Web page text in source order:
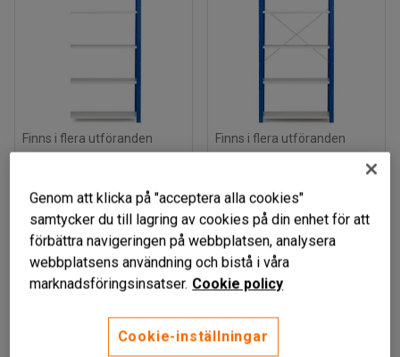
Finns i flera utföranden
påbyggnadssektion,
2100x1005x300 mm,
blå, ljusgrå hyllplan
Art. nr 74305
KÖP
Finns i flera utföranden
2100x1065x300 mm,
blå, ljusgrå hyllplan
Art. nr: 74301
exkl. moms
Genom att klicka på "acceptera alla cookies"
samtycker du till lagring av cookies på din enhet för att
förbättra navigeringen på webbplatsen, analysera
webbplatsens användning och bistå i våra
marknadsföringsinsatser. Cookie policy
Cookie-inställningar